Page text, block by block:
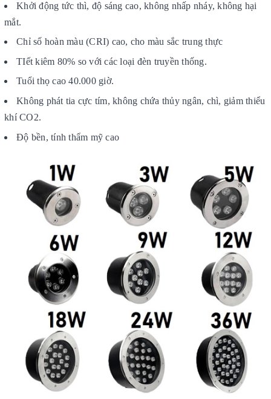
Khởi động tức thì, độ sáng cao, không nhấp nháy, không hại
mắt.
Chỉ số hoàn màu (CRI) cao, cho màu sắc trung thực
TIết kiêm 80% so với các loại đèn truyền thống.
Tuổi thọ cao 40.000 giờ.
Không phát tia cực tím, không chứa thủy ngân, chì, giảm thiểu
khí CO2.
Độ bền, tính thẩm mỹ cao